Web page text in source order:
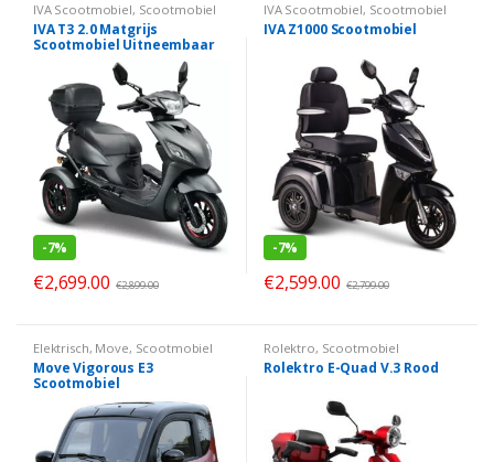
IVA Scootmobiel, Scootmobiel
IVA T3 2.0 Matgrijs
Scootmobiel Uitneembaar
-7%
€2,699.00 €2,899.00
IVA Scootmobiel, Scootmobiel
IVA Z1000 Scootmobiel
-7%
€2,599.00 €2,799.00
Elektrisch, Move, Scootmobiel
Move Vigorous E3
Scootmobiel
Rolektro, Scootmobiel
Rolektro E-Quad V.3 Rood